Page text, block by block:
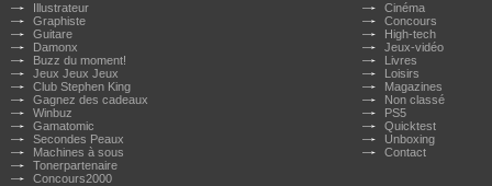
Illustrateur
Graphiste
Guitare
Damonx
Buzz du moment!
Jeux Jeux Jeux
Club Stephen King
Gagnez des cadeaux
Winbuz
Gamatomic
Secondes Peaux
Machines à sous
Tonerpartenaire
Concours2000
Cinéma
Concours
High-tech
Jeux-vidéo
Livres
Loisirs
Magazines
Non classé
PS5
Quicktest
Unboxing
Contact